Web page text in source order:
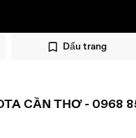
Dấu trang
CẦN THƠ - 0968